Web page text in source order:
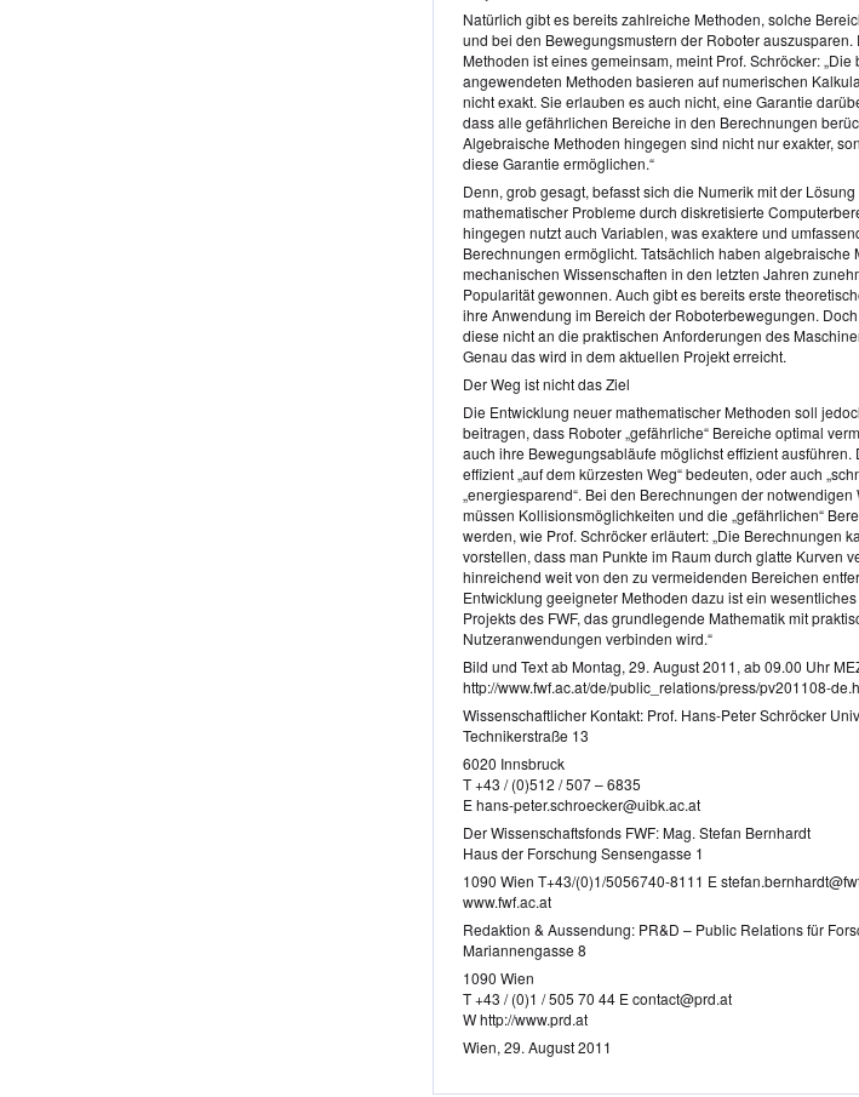
Natürlich gibt es bereits zahlreiche Methoden, solche
und bei den Bewegungsmustern der Roboter auszusparen.
Methoden ist eines gemeinsam, meint Prof. Schröcker: „Die
angewendeten Methoden basieren auf numerischen
nicht exakt. Sie erlauben es auch nicht, eine Garantie
dass alle gefährlichen Bereiche in den Berechnungen
Algebraische Methoden hingegen sind nicht nur exakter,
diese Garantie ermöglichen.“
Denn, grob gesagt, befasst sich die Numerik mit der
mathematischer Probleme durch diskretisierte
hingegen nutzt auch Variablen, was exaktere und
Berechnungen ermöglicht. Tatsächlich haben algebraische
mechanischen Wissenschaften in den letzten Jahren
Popularität gewonnen. Auch gibt es bereits erste
ihre Anwendung im Bereich der Roboterbewegungen.
diese nicht an die praktischen Anforderungen des
Genau das wird in dem aktuellen Projekt erreicht.
Der Weg ist nicht das Ziel
Die Entwicklung neuer mathematischer Methoden soll
beitragen, dass Roboter „gefährliche“ Bereiche optimal
auch ihre Bewegungsabläufe möglichst effizient ausführen.
effizient „auf dem kürzesten Weg“ bedeuten, oder auch
„energiesparend“. Bei den Berechnungen der notwendigen
müssen Kollisionsmöglichkeiten und die „gefährlichen“
werden, wie Prof. Schröcker erläutert: „Die Berechnungen
vorstellen, dass man Punkte im Raum durch glatte Kurven
hinreichend weit von den zu vermeidenden Bereichen
Entwicklung geeigneter Methoden dazu ist ein
Projekts des FWF, das grundlegende Mathematik mit
Nutzeranwendungen verbinden wird.“
Bild und Text ab Montag, 29. August 2011, ab 09.00 Uhr
http://www.fwf.ac.at/de/public_relations/press/pv201108-
Wissenschaftlicher Kontakt: Prof. Hans-Peter Schröcker
Technikerstraße 13
6020 Innsbruck
T +43 / (0)512 / 507 – 6835
E hans-peter.schroecker@uibk.ac.at
Der Wissenschaftsfonds FWF: Mag. Stefan Bernhardt
Haus der Forschung Sensengasse 1
1090 Wien T+43/(0)1/5056740-8111 E
www.fwf.ac.at
Redaktion & Aussendung: PR&D – Public Relations für
Mariannengasse 8
1090 Wien
T +43 / (0)1 / 505 70 44 E contact@prd.at
W http://www.prd.at
Wien, 29. August 2011